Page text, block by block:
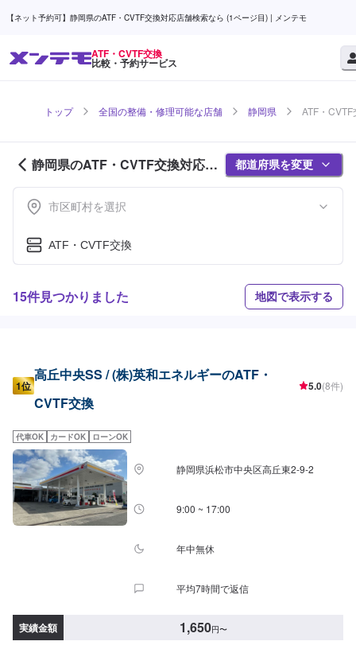
【ネット予約可】静岡県のATF・CVTF交換対応店舗検索なら (1ページ目) | メンテモ
ATF・CVTF交換
比較・予約サービス
トップ 全国の整備・修理可能な店舗 静岡県 ATF・
静岡県のATF・CVTF交換対応店
舗紹介 (1ページ目)
都道府県を変更
市区町村を選択
ATF・CVTF交換
15件見つかりました 地図で表示する
1位
高丘中央SS / (株)英和エネルギーのATF・
CVTF交換
5.0(8件)
代車OK カードOK ローンOK
静岡県浜松市中央区高丘東2-9-2
9:00 ~ 17:00
年中無休
平均7時間で返信
実績金額 1,650円〜